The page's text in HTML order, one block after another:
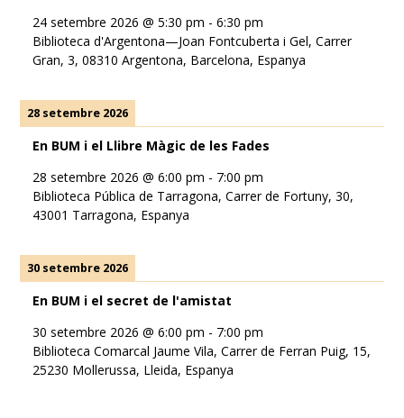
24 setembre 2026 @5:30 pm -6:30 pm
Biblioteca d'Argentona—Joan Fontcuberta i Gel, Carrer
Gran, 3, 08310 Argentona, Barcelona, Espanya
28 setembre 2026
En BUM i el Llibre Màgic de les Fades
28 setembre 2026 @6:00 pm - 7:00 pm
Biblioteca Pública de Tarragona, Carrer de Fortuny, 30,
43001 Tarragona, Espanya
30 setembre 2026
En BUM i el secret de l'amistat
30 setembre 2026 @6:00 pm - 7:00 pm
Biblioteca Comarcal Jaume Vila, Carrer de Ferran Puig, 15,
25230 Mollerussa, Lleida, Espanya